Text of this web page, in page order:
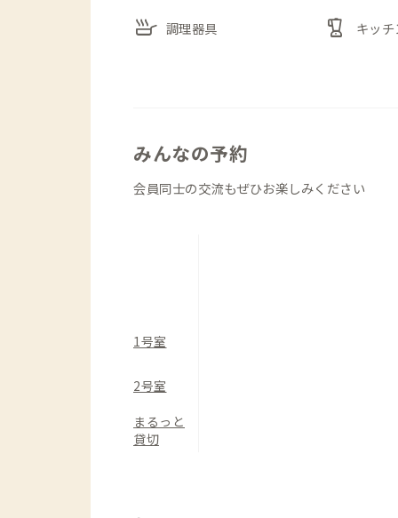
skillet 調理器具 blender キッ
みんなの予約
会員同士の交流もぜひお楽しみください
1号室
2号室
まるっと
貸切